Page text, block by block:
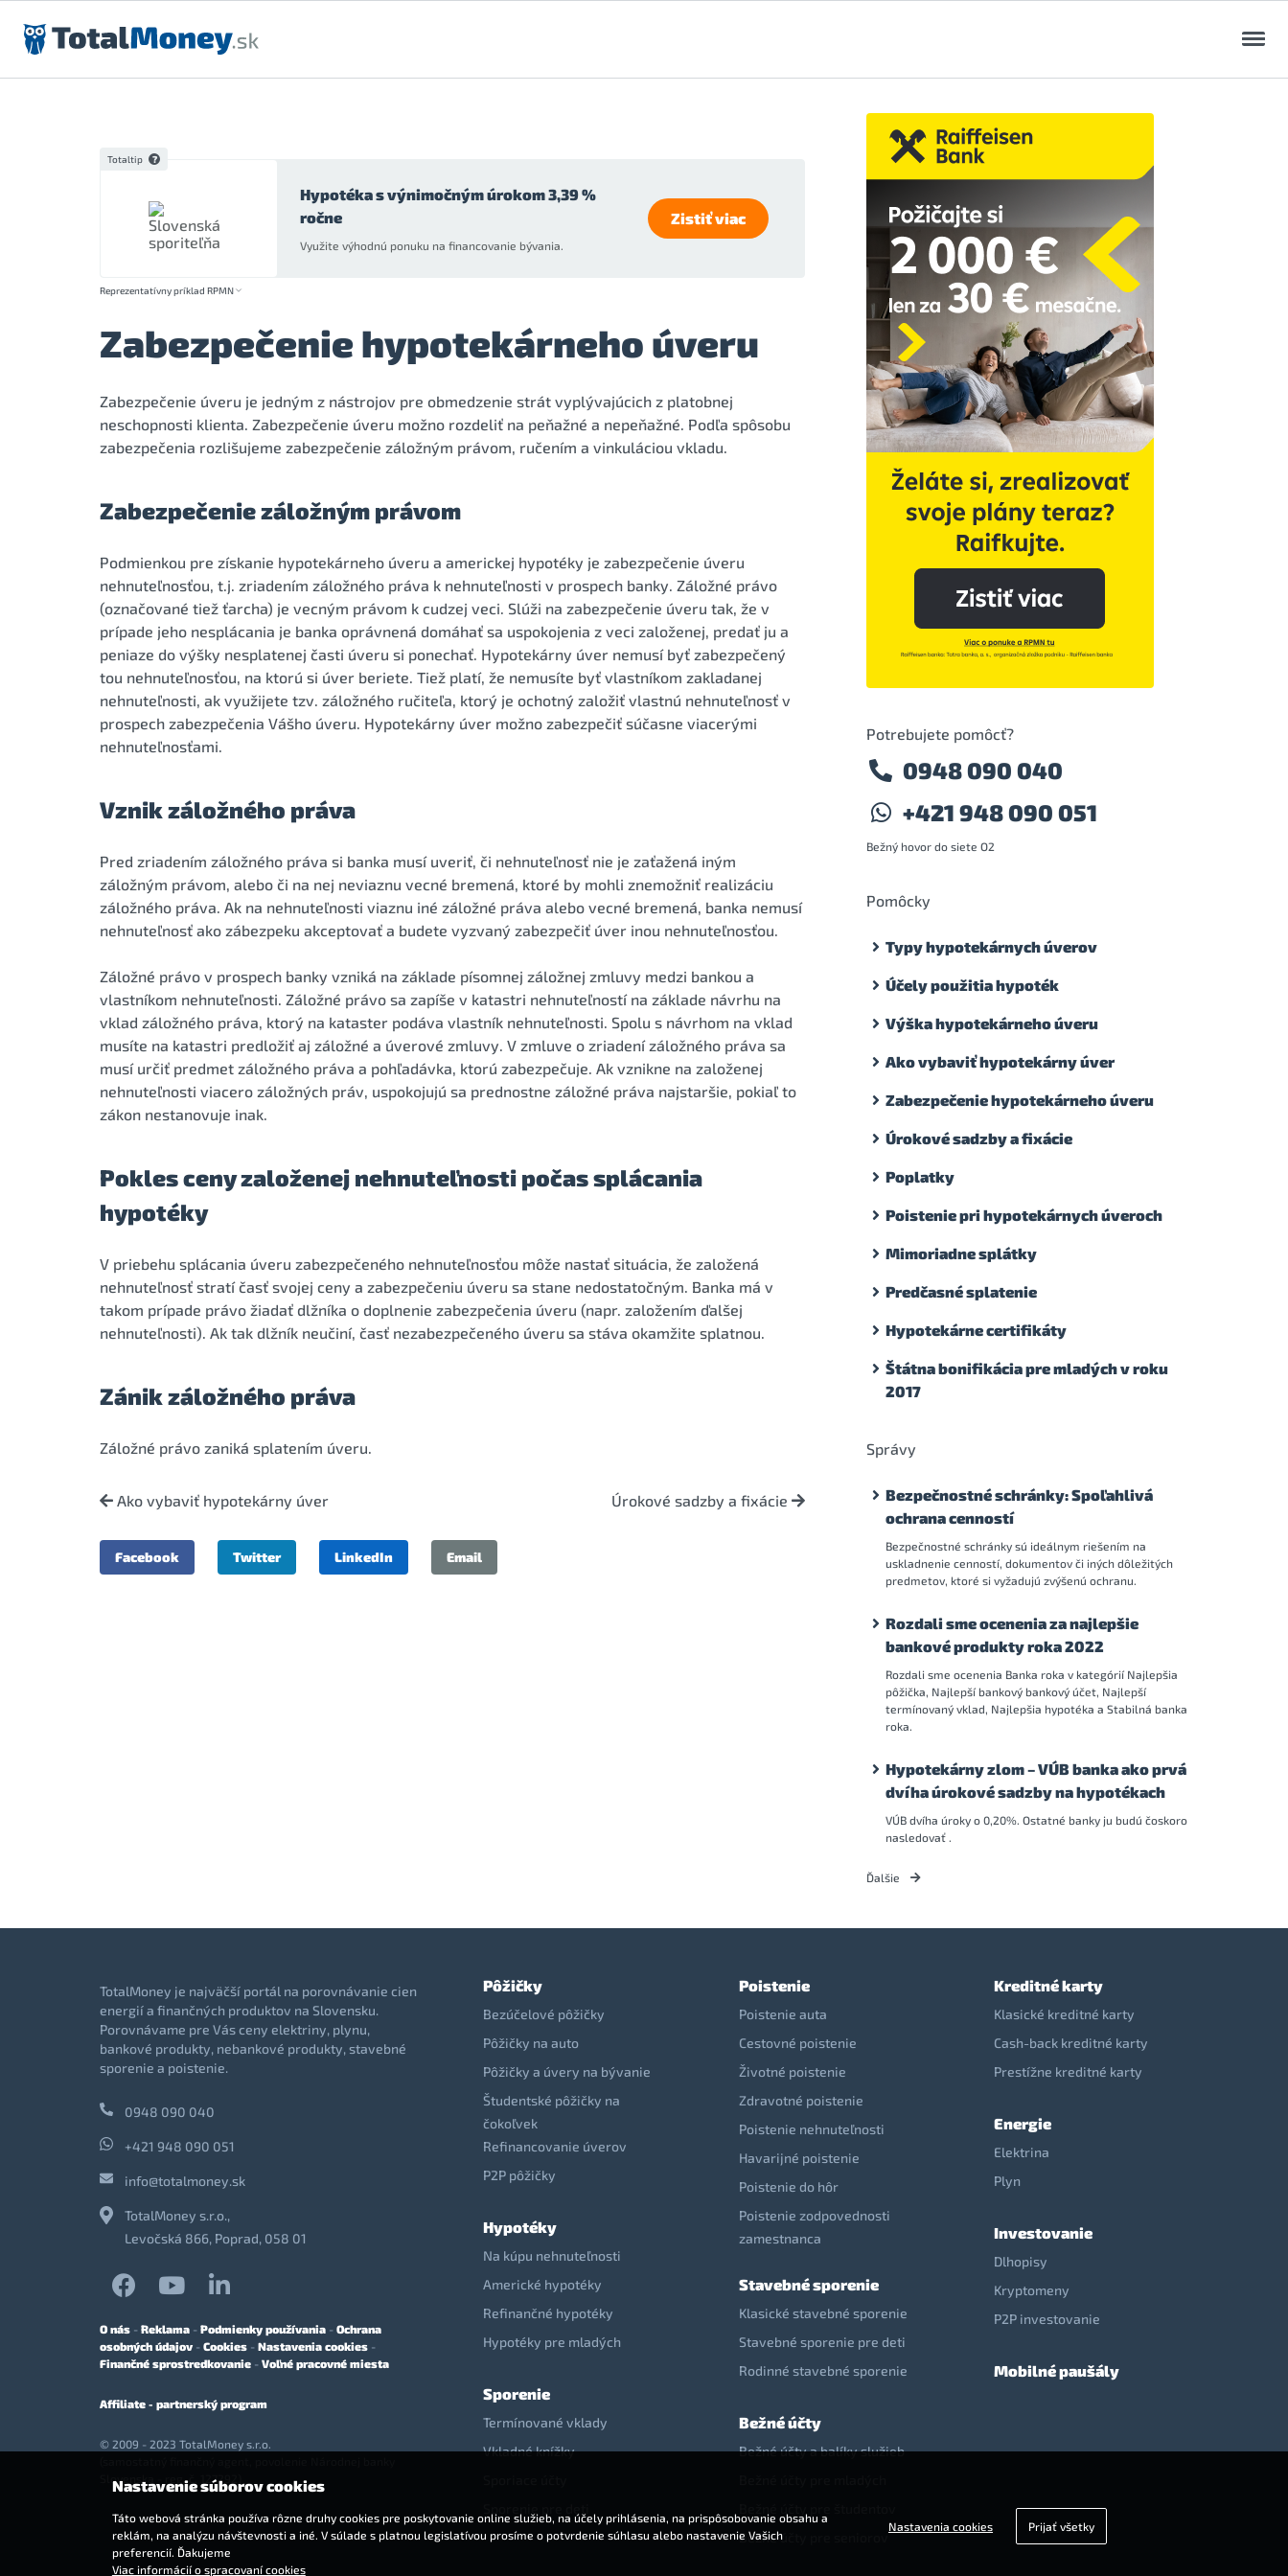
Preskočiť na obsah
Totaltip
Hypotéka s výnimočným úrokom 3,39 %
ročne
Využite výhodnú ponuku na financovanie bývania.
Zistiť viac
Reprezentatívny príklad RPMN
Zabezpečenie hypotekárneho úveru
Zabezpečenie úveru je jedným z nástrojov pre obmedzenie strát vyplývajúcich z platobnej
neschopnosti klienta. Zabezpečenie úveru možno rozdeliť na peňažné a nepeňažné. Podľa spôsobu
zabezpečenia rozlišujeme zabezpečenie záložným právom, ručením a vinkuláciou vkladu.
Zabezpečenie záložným právom
Podmienkou pre získanie hypotekárneho úveru a americkej hypotéky je zabezpečenie úveru
nehnuteľnosťou, t.j. zriadením záložného práva k nehnuteľnosti v prospech banky. Záložné právo
(označované tiež ťarcha) je vecným právom k cudzej veci. Slúži na zabezpečenie úveru tak, že v
prípade jeho nesplácania je banka oprávnená domáhať sa uspokojenia z veci založenej, predať ju a
peniaze do výšky nesplatenej časti úveru si ponechať. Hypotekárny úver nemusí byť zabezpečený
tou nehnuteľnosťou, na ktorú si úver beriete. Tiež platí, že nemusíte byť vlastníkom zakladanej
nehnuteľnosti, ak využijete tzv. záložného ručiteľa, ktorý je ochotný založiť vlastnú nehnuteľnosť v
prospech zabezpečenia Vášho úveru. Hypotekárny úver možno zabezpečiť súčasne viacerými
nehnuteľnosťami.
Vznik záložného práva
Pred zriadením záložného práva si banka musí uveriť, či nehnuteľnosť nie je zaťažená iným
záložným právom, alebo či na nej neviaznu vecné bremená, ktoré by mohli znemožniť realizáciu
záložného práva. Ak na nehnuteľnosti viaznu iné záložné práva alebo vecné bremená, banka nemusí
nehnuteľnosť ako zábezpeku akceptovať a budete vyzvaný zabezpečiť úver inou nehnuteľnosťou.
Záložné právo v prospech banky vzniká na základe písomnej záložnej zmluvy medzi bankou a
vlastníkom nehnuteľnosti. Záložné právo sa zapíše v katastri nehnuteľností na základe návrhu na
vklad záložného práva, ktorý na kataster podáva vlastník nehnuteľnosti. Spolu s návrhom na vklad
musíte na katastri predložiť aj záložné a úverové zmluvy. V zmluve o zriadení záložného práva sa
musí určiť predmet záložného práva a pohľadávka, ktorú zabezpečuje. Ak vznikne na založenej
nehnuteľnosti viacero záložných práv, uspokojujú sa prednostne záložné práva najstaršie, pokiaľ to
zákon nestanovuje inak.
Pokles ceny založenej nehnuteľnosti počas splácania
hypotéky
V priebehu splácania úveru zabezpečeného nehnuteľnosťou môže nastať situácia, že založená
nehnuteľnosť stratí časť svojej ceny a zabezpečeniu úveru sa stane nedostatočným. Banka má v
takom prípade právo žiadať dlžníka o doplnenie zabezpečenia úveru (napr. založením ďalšej
nehnuteľnosti). Ak tak dlžník neučiní, časť nezabezpečeného úveru sa stáva okamžite splatnou.
Zánik záložného práva
Záložné právo zaniká splatením úveru.
Ako vybaviť hypotekárny úver Úrokové sadzby a fixácie
Facebook Twitter LinkedIn Email
Potrebujete pomôcť?
0948 090 040
+421 948 090 051
Bežný hovor do siete O2
Pomôcky
Typy hypotekárnych úverov
Účely použitia hypoték
Výška hypotekárneho úveru
Ako vybaviť hypotekárny úver
Zabezpečenie hypotekárneho úveru
Úrokové sadzby a fixácie
Poplatky
Poistenie pri hypotekárnych úveroch
Mimoriadne splátky
Predčasné splatenie
Hypotekárne certifikáty
Štátna bonifikácia pre mladých v roku
2017
Správy
Bezpečnostné schránky: Spoľahlivá
ochrana cenností
Bezpečnostné schránky sú ideálnym riešením na
uskladnenie cenností, dokumentov či iných dôležitých
predmetov, ktoré si vyžadujú zvýšenú ochranu.
Rozdali sme ocenenia za najlepšie
bankové produkty roka 2022
Rozdali sme ocenenia Banka roka v kategórií Najlepšia
pôžička, Najlepší bankový bankový účet, Najlepší
termínovaný vklad, Najlepšia hypotéka a Stabilná banka
roka.
Hypotekárny zlom – VÚB banka ako prvá
dvíha úrokové sadzby na hypotékach
VÚB dvíha úroky o 0,20%. Ostatné banky ju budú čoskoro
nasledovať .
Ďalšie
Pôžičky
Bezúčelové pôžičky
Pôžičky na auto
Pôžičky a úvery na bývanie
Študentské pôžičky na
čokoľvek
Refinancovanie úverov
P2P pôžičky
Hypotéky
Na kúpu nehnuteľnosti
Americké hypotéky
Refinančné hypotéky
Hypotéky pre mladých
Sporenie
Termínované vklady
Vkladné knížky
Poistenie
Poistenie auta
Cestovné poistenie
Životné poistenie
Zdravotné poistenie
Poistenie nehnuteľnosti
Havarijné poistenie
Poistenie do hôr
Poistenie zodpovednosti
zamestnanca
Stavebné sporenie
Klasické stavebné sporenie
Stavebné sporenie pre deti
Rodinné stavebné sporenie
Bežné účty
Bežné účty a balíky služieb
Bežné účty pre seniorov
Kreditné karty
Klasické kreditné karty
Cash-back kreditné karty
Prestížne kreditné karty
Energie
Elektrina
Plyn
Investovanie
Dlhopisy
Kryptomeny
P2P investovanie
Mobilné paušály
TotalMoney je najväčší portál na porovnávanie cien
energií a finančných produktov na Slovensku.
Porovnávame pre Vás ceny elektriny, plynu,
bankové produkty, nebankové produkty, stavebné
sporenie a poistenie.
0948 090 040
+421 948 090 051
info@totalmoney.sk
TotalMoney s.r.o.,
Levočská 866, Poprad, 058 01
O nás - Reklama - Podmienky používania - Ochrana
osobných údajov - Cookies - Nastavenia cookies -
Finančné sprostredkovanie - Voľné pracovné miesta
Affiliate - partnerský program
© 2009 - 2023 TotalMoney s.r.o.
Slovenska - reg. č. 127292)
Nastavenie súborov cookies
Táto webová stránka používa rôzne druhy cookies pre poskytovanie online služieb, na účely prihlásenia, na prispôsobovanie obsahu a
reklám, na analýzu návštevnosti a iné. V súlade s platnou legislatívou prosíme o potvrdenie súhlasu alebo nastavenie Vašich
preferencií. Ďakujeme
Viac informácií o spracovaní cookies
Nastavenia cookies Prijať všetky